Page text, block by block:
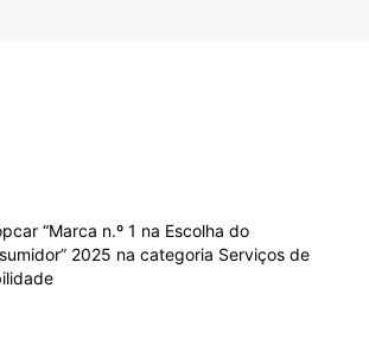
“Marca n.º 1 na Escolha do
2025 na categoria Serviços de